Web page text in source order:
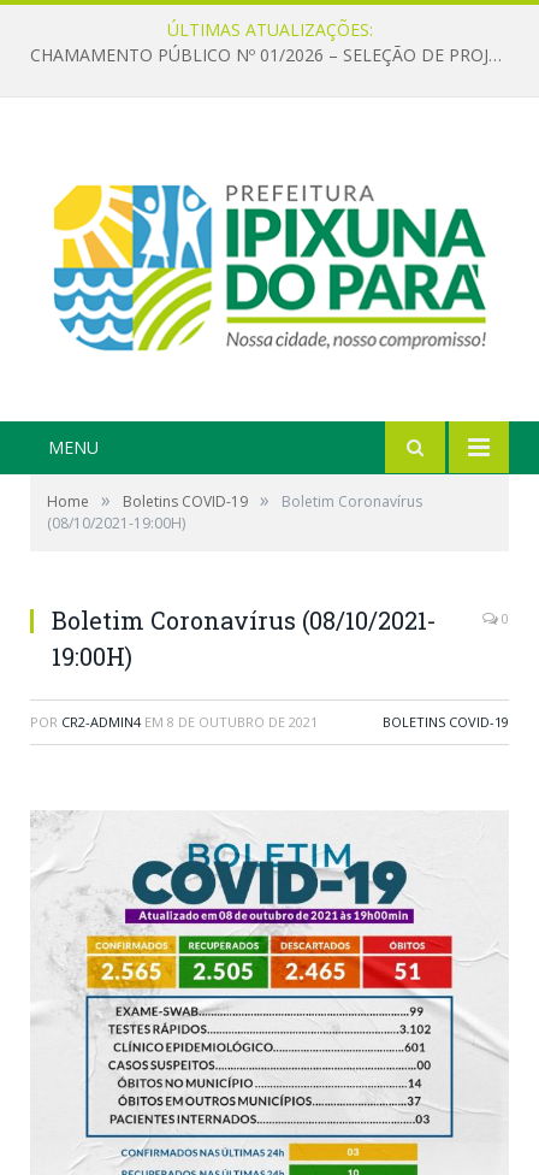
ÚLTIMAS ATUALIZAÇÕES:
CHAMAMENTO PÚBLICO Nº 01/2026 – SELEÇÃO DE PROJETOS PARA FIRMAR TERMO DE EXECUÇÃO CULTURAL COM RECURSOS DA POLÍTICA NACIONAL ALDIR BLANC DE FOMENTO À CULTURA – PNAB (LEI Nº 14.399/2022)
MENU
Home » Boletins COVID-19 »
Boletim Coronavírus
(08/10/2021-19:00H)
Boletim Coronavírus (08/10/2021-
19:00H)
0
POR CR2-ADMIN4 EM 8 DE OUTUBRO DE 2021 BOLETINS COVID-19